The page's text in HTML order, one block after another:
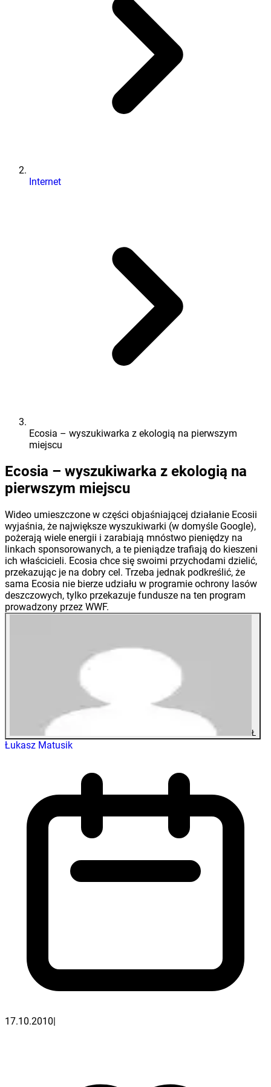
Internet
Ecosia – wyszukiwarka z ekologią na pierwszym
miejscu
Ecosia – wyszukiwarka z ekologią na
pierwszym miejscu
Wideo umieszczone w części objaśniającej działanie Ecosii
wyjaśnia, że największe wyszukiwarki (w domyśle Google),
pożerają wiele energii i zarabiają mnóstwo pieniędzy na
linkach sponsorowanych, a te pieniądze trafiają do kieszeni
ich właścicieli. Ecosia chce się swoimi przychodami dzielić,
przekazując je na dobry cel. Trzeba jednak podkreślić, że
sama Ecosia nie bierze udziału w programie ochrony lasów
deszczowych, tylko przekazuje fundusze na ten program
prowadzony przez WWF.
Ł
Łukasz Matusik
17.10.2010|